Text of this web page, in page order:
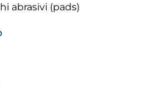
abrasivi (pads)